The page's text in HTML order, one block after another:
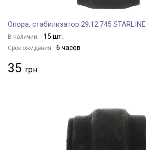
Опора, стабилизатор 29.12.745 STARLINE
В наличии: 15 шт.
Срок ожидания: 6 часов
35